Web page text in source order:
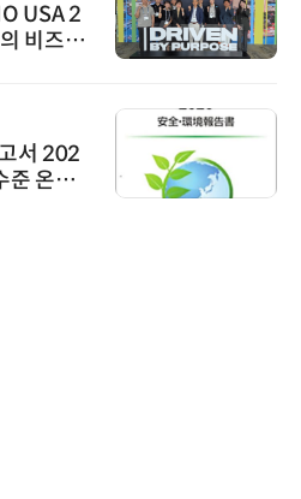
씨앤에프
공
노보센스
노보센스
난제 극
기